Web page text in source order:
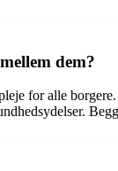
dem?
for alle